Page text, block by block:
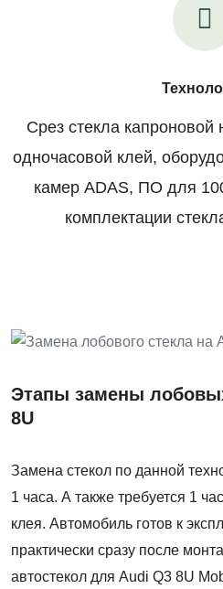
Срез стекла
одночасовой клей,
камер ADAS, ПО для
комплектации
Этапы замены
8U
Замена стекол по данной
1 часа. А также требуется 1
клея. Автомобиль готов к
практически сразу после
автостекол для Audi Q3 8U